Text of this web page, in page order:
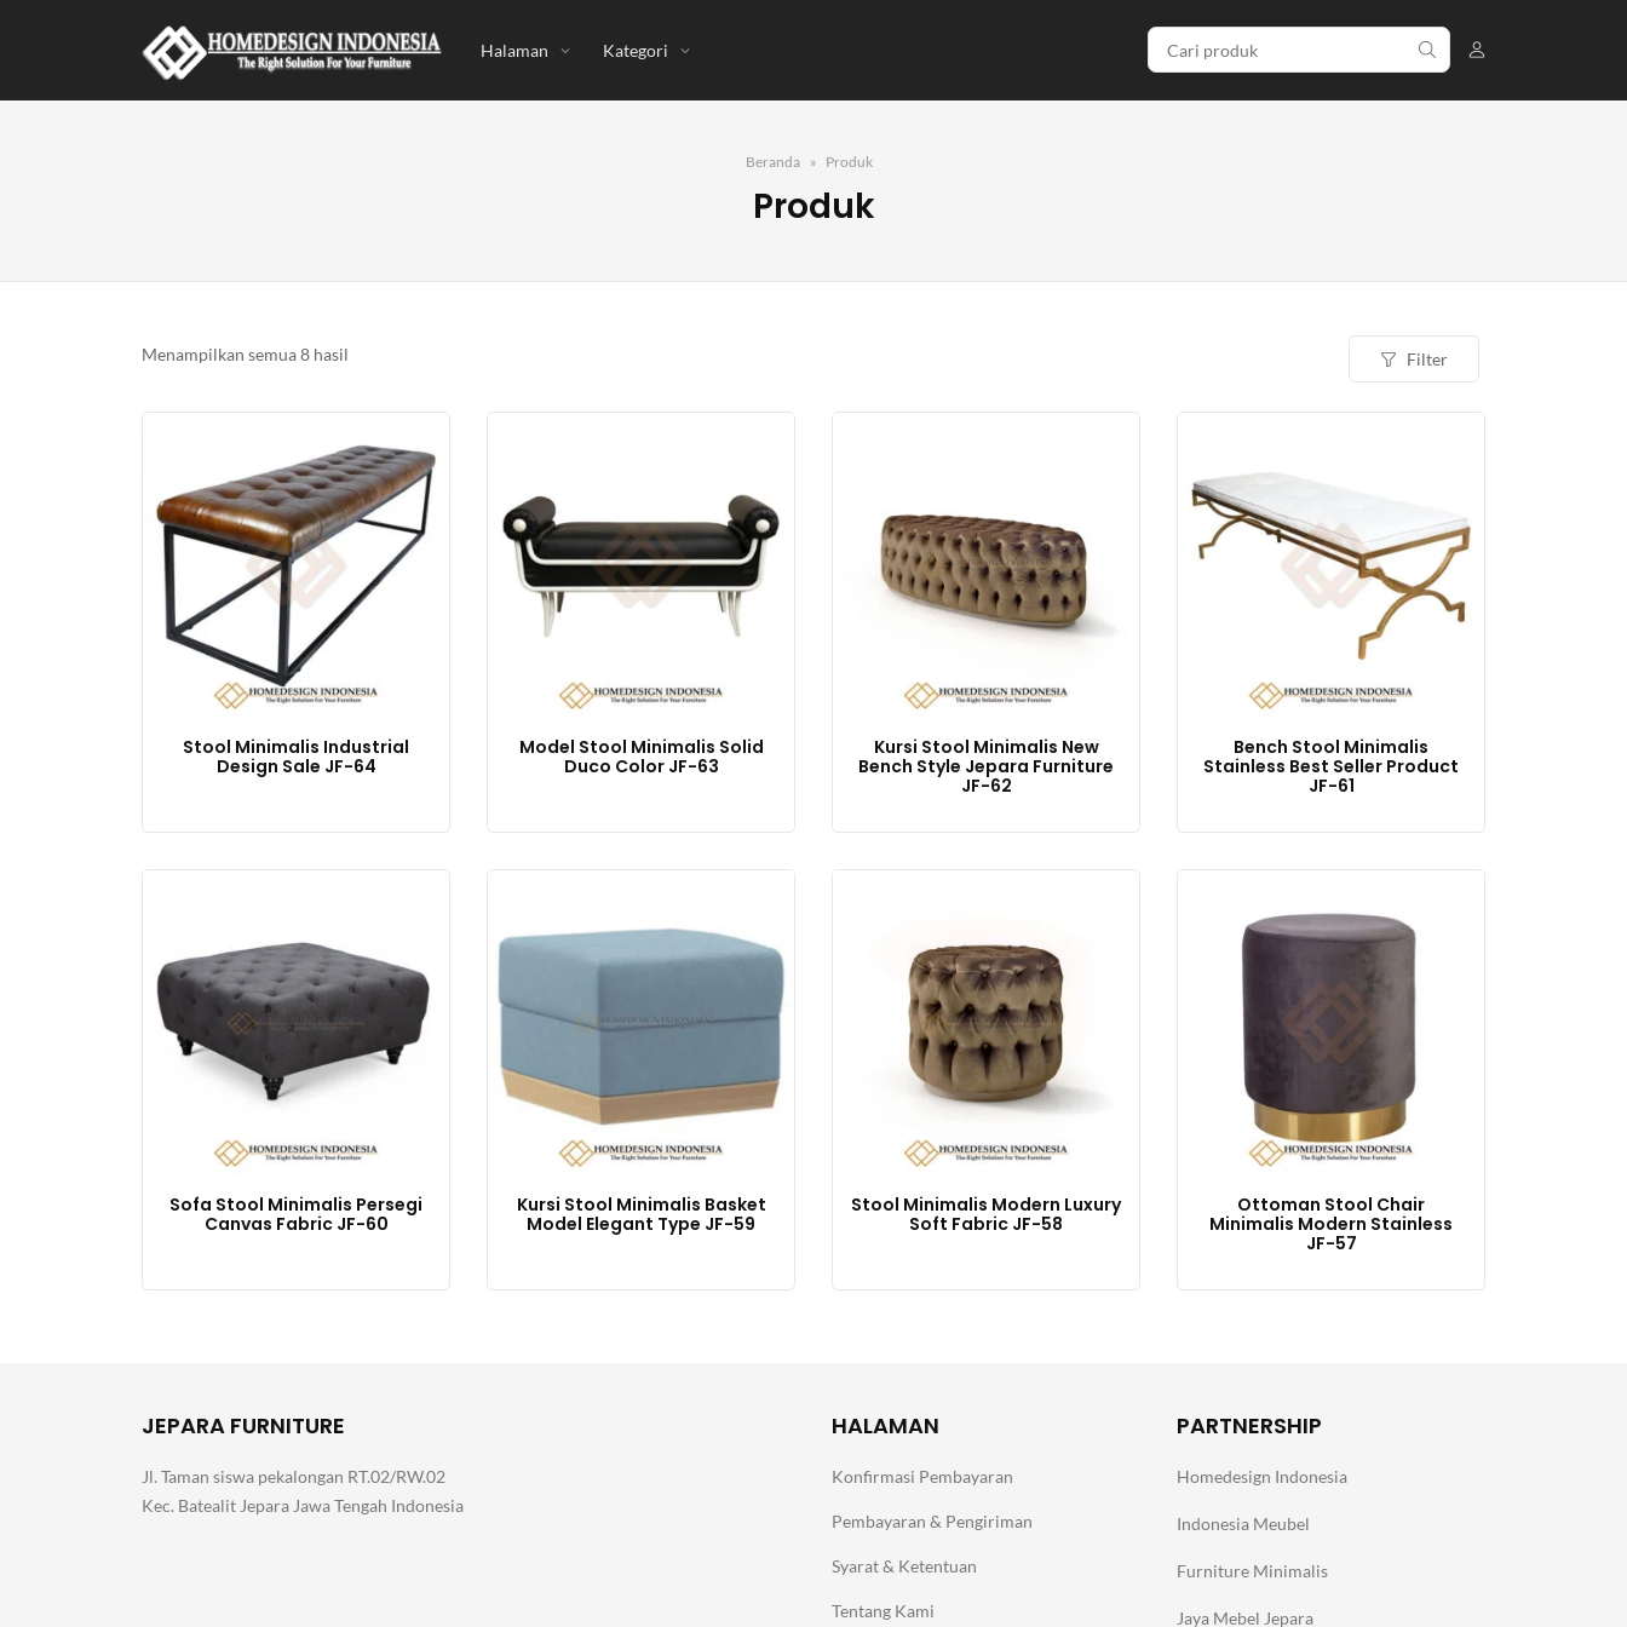
Halaman Kategori
Beranda Produk
Produk
Menampilkan semua 8 hasil
yang
Filter
Stool Minimalis Industrial
Design Sale JF-64
Model Stool Minimalis Solid
Duco Color JF-63
Kursi Stool Minimalis New
Bench Style Jepara Furniture
JF-62
Bench Stool Minimalis
Stainless Best Seller Product
JF-61
Sofa Stool Minimalis Persegi
Canvas Fabric JF-60
Kursi Stool Minimalis Basket
Model Elegant Type JF-59
Stool Minimalis Modern Luxury
Soft Fabric JF-58
Ottoman Stool Chair
Minimalis Modern Stainless
JF-57
JEPARA FURNITURE
Jl. Taman siswa pekalongan RT.02/RW.02
Kec. Batealit Jepara Jawa Tengah Indonesia
HALAMAN
Konfirmasi Pembayaran
Pembayaran & Pengiriman
Syarat & Ketentuan
Tentang Kami
PARTNERSHIP
Homedesign Indonesia
Indonesia Meubel
Furniture Minimalis
Jaya Mebel Jepara